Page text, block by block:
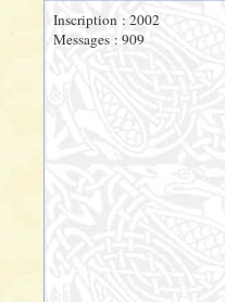
Inscription : 2002
Messages : 909